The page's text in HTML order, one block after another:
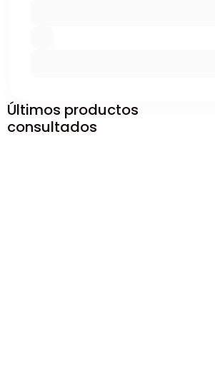
Últimos productos
consultados